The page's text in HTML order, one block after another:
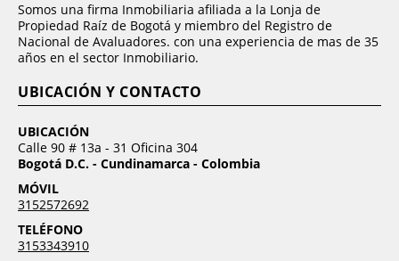
Somos una firma Inmobiliaria afiliada a la Lonja de
Propiedad Raíz de Bogotá y miembro del Registro de
Nacional de Avaluadores. con una experiencia de mas de 35
años en el sector Inmobiliario.
UBICACIÓN Y CONTACTO
UBICACIÓN
Calle 90 # 13a - 31 Oficina 304
Bogotá D.C. - Cundinamarca - Colombia
MÓVIL
3152572692
TELÉFONO
3153343910